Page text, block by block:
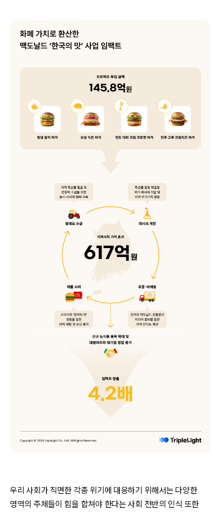
우리 사회가 직면한 각종 위기에 대응하기 위해서는 다양한
영역의 주체들이 힘을 합쳐야 한다는 사회 전반의 인식 또한